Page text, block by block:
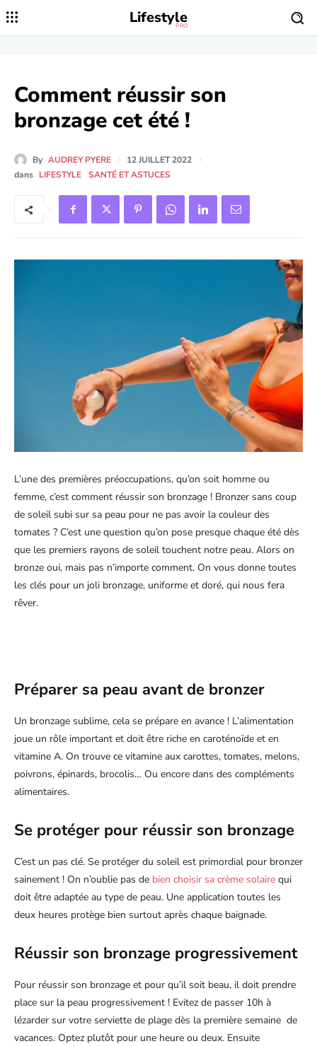
Lifestyle
PRO
Comment réussir son
bronzage cet été !
By AUDREY PYERE
12 JUILLET 2022
dans LIFESTYLE SANTÉ ET ASTUCES
L’une des premières préoccupations, qu’on soit homme ou
femme, c’est comment réussir son bronzage ! Bronzer sans coup
de soleil subi sur sa peau pour ne pas avoir la couleur des
tomates ? C’est une question qu’on pose presque chaque été dès
que les premiers rayons de soleil touchent notre peau. Alors on
bronze oui, mais pas n’importe comment. On vous donne toutes
les clés pour un joli bronzage, uniforme et doré, qui nous fera
rêver.
Préparer sa peau avant de bronzer
Un bronzage sublime, cela se prépare en avance ! L’alimentation
joue un rôle important et doit être riche en caroténoïde et en
vitamine A. On trouve ce vitamine aux carottes, tomates, melons,
poivrons, épinards, brocolis… Ou encore dans des compléments
alimentaires.
Se protéger pour réussir son bronzage
C’est un pas clé. Se protéger du soleil est primordial pour bronzer
sainement ! On n’oublie pas de bien choisir sa crème solaire qui
doit être adaptée au type de peau. Une application toutes les
deux heures protège bien surtout après chaque baignade.
Réussir son bronzage progressivement
Pour réussir son bronzage et pour qu’il soit beau, il doit prendre
place sur la peau progressivement ! Evitez de passer 10h à
lézarder sur votre serviette de plage dès la première semaine de
vacances. Optez plutôt pour une heure ou deux. Ensuite